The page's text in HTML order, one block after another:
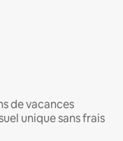
de vacances
unique sans frais